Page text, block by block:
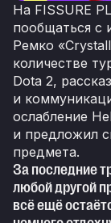
На FISSURE
пообщаться с
Ремко
количестве
Dota 2,
и
ослабление
и предложил
предмета.
За последние
любой другой
всё ещё